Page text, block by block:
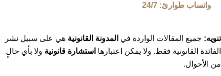
واتساب طوارئ: 24/7
تنويه: جميع المقالات الواردة في المدونة القانونية هي على سبيل نشر
الفائدة القانونية فقط. ولا يمكن اعتبارها استشارة قانونية ولا بأي حالٍ
من الأحوال.